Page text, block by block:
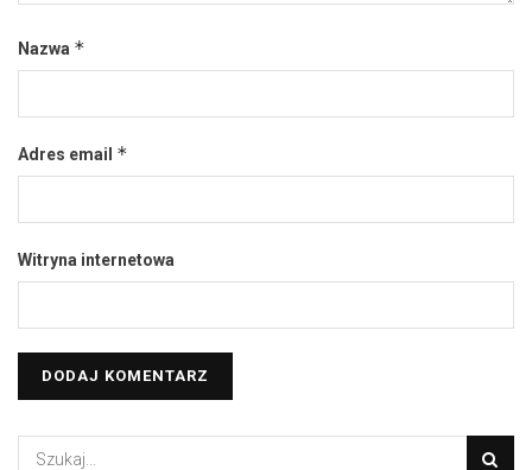
Nazwa *
Adres email *
Witryna internetowa